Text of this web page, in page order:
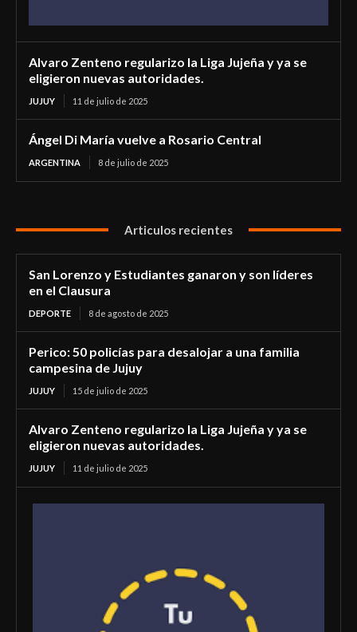
Alvaro Zenteno regularizo la Liga Jujeña y ya se
eligieron nuevas autoridades.
JUJUY 11 de julio de 2025
Ángel Di María vuelve a Rosario Central
ARGENTINA 8 de julio de 2025
Articulos recientes
San Lorenzo y Estudiantes ganaron y son líderes
en el Clausura
DEPORTE 8 de agosto de 2025
Perico: 50 policías para desalojar a una familia
campesina de Jujuy
JUJUY 15 de julio de 2025
Alvaro Zenteno regularizo la Liga Jujeña y ya se
eligieron nuevas autoridades.
JUJUY 11 de julio de 2025